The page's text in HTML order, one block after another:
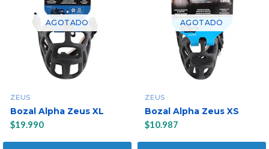
AGOTADO
ZEUS
Bozal Alpha Zeus XL
$19.990
AGOTADO
ZEUS
Bozal Alpha Zeus XS
$10.987